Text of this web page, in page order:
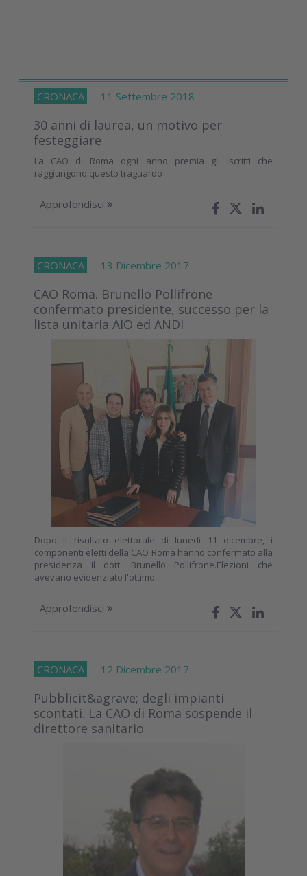
CRONACA 11 Settembre 2018
30 anni di laurea, un motivo per
festeggiare
La CAO di Roma ogni anno premia gli iscritti che
raggiungono questo traguardo
Approfondisci
CRONACA 13 Dicembre 2017
CAO Roma. Brunello Pollifrone
confermato presidente, successo per la
lista unitaria AIO ed ANDI
Dopo il risultato elettorale di lunedì 11 dicembre, i
componenti eletti della CAO Roma hanno confermato alla
presidenza il dott. Brunello Pollifrone.Elezioni che
avevano evidenziato l'ottimo...
Approfondisci
CRONACA 12 Dicembre 2017
Pubblicit&agrave; degli impianti
scontati. La CAO di Roma sospende il
direttore sanitario